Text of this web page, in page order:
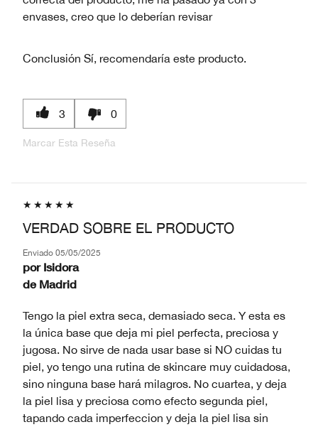
envases, creo que lo deberían revisar
Conclusión Sí, recomendaría este producto.
3 0
Marcar Esta Reseña
VERDAD SOBRE EL PRODUCTO
Enviado 05/05/2025
por Isidora
de Madrid
Tengo la piel extra seca, demasiado seca. Y esta es
la única base que deja mi piel perfecta, preciosa y
jugosa. No sirve de nada usar base si NO cuidas tu
piel, yo tengo una rutina de skincare muy cuidadosa,
sino ninguna base hará milagros. No cuartea, y deja
la piel lisa y preciosa como efecto segunda piel,
tapando cada imperfeccion y deja la piel lisa sin